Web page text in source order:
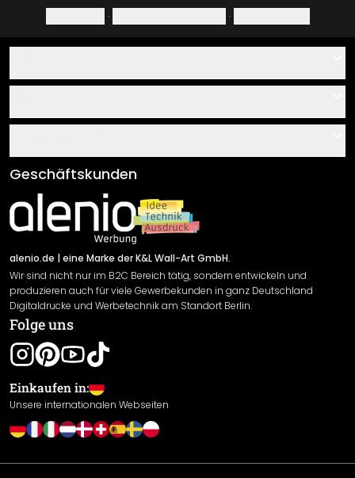
· ·
Über uns
Klebe- und Montageanleitungen
Newsletter An-/Abmeldung
Sendungsverfolgung
AGB
Impressum
Versand & Zahlung
Rücksendung
Widerrufsrecht
Datenschutzerklärung
Gewährleistung
Leistungserklärung / CE-Zeichen
Cookie Einstellungen
Geschäftskunden
alenio.de | eine Marke der K&L Wall-Art GmbH.
Wir sind nicht nur im B2C Bereich tätig, sondern entwickeln und
produzieren auch für viele Gewerbekunden in ganz Deutschland
Digitaldrucke und Werbetechnik am Standort Berlin.
Folge uns
Einkaufen in:
Unsere internationalen Webseiten